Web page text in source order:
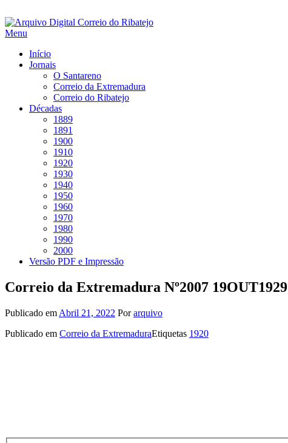
Saltar
para
Menu
Início
Jornais
O Santareno
Correio da Extremadura
Correio do Ribatejo
Décadas
1889
1891
1900
1910
1920
1930
1940
1950
1960
1970
1980
1990
2000
Versão PDF e Impressão
Correio da Extremadura Nº2007 19OUT1929
Publicado em Abril 21, 2022 Porarquivo
Publicado em Correio da ExtremaduraEtiquetas 1920